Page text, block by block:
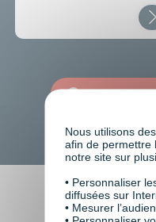
TOUTES
Faire le
Nous utilisons
afin de permettre
notre site sur
• Personnaliser
diffusées sur
• Mesurer